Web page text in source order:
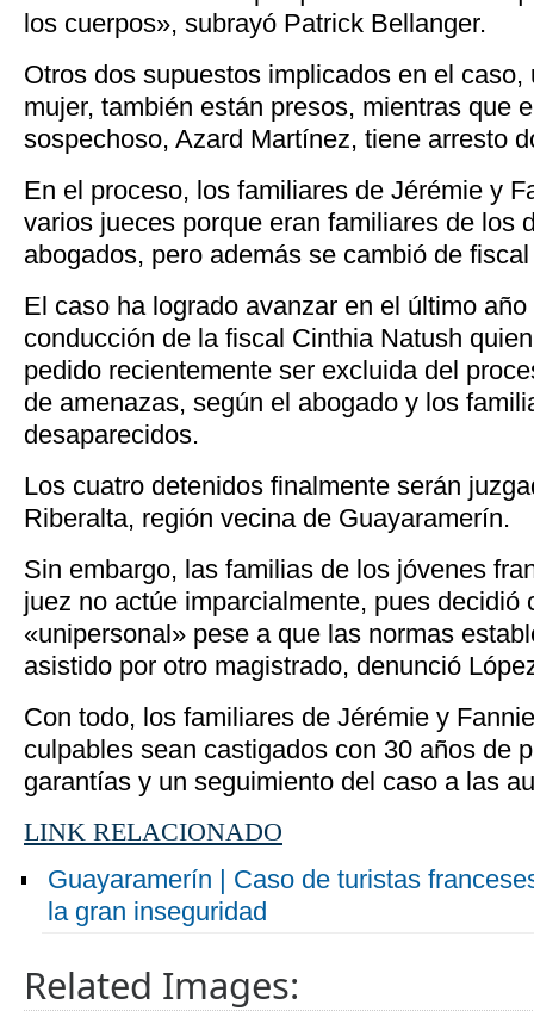
los cuerpos», subrayó Patrick Bellanger.
Otros dos supuestos implicados en el caso,
mujer, también están presos, mientras que
sospechoso, Azard Martínez, tiene arresto
En el proceso, los familiares de Jérémie y
varios jueces porque eran familiares de los
abogados, pero además se cambió de
El caso ha logrado avanzar en el último
conducción de la fiscal Cinthia Natush
pedido recientemente ser excluida del
de amenazas, según el abogado y los
desaparecidos.
Los cuatro detenidos finalmente serán
Riberalta, región vecina de Guayaramerín.
Sin embargo, las familias de los jóvenes
juez no actúe imparcialmente, pues decidió
«unipersonal» pese a que las normas
asistido por otro magistrado, denunció
Con todo, los familiares de Jérémie y
culpables sean castigados con 30 años de
garantías y un seguimiento del caso a las
LINK RELACIONADO
Guayaramerín | Caso de turistas
la gran inseguridad
Related Images: